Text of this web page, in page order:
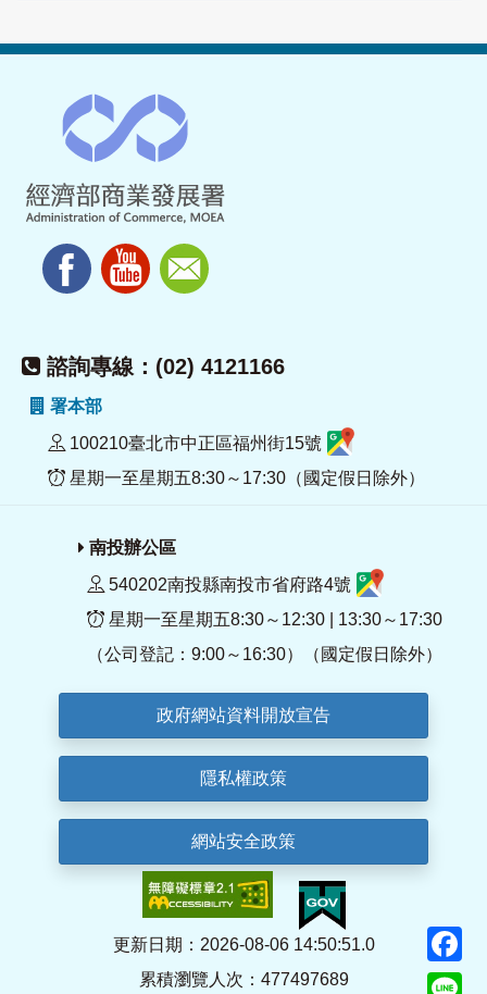
諮詢專線：(02) 4121166
署本部
100210臺北市中正區福州街15號
星期一至星期五8:30～17:30（國定假日除外）
南投辦公區
540202南投縣南投市省府路4號
星期一至星期五8:30～12:30 | 13:30～17:30
（公司登記：9:00～16:30）（國定假日除外）
政府網站資料開放宣告
隱私權政策
網站安全政策
更新日期：2026-08-06 14:50:51.0
累積瀏覽人次：477497689